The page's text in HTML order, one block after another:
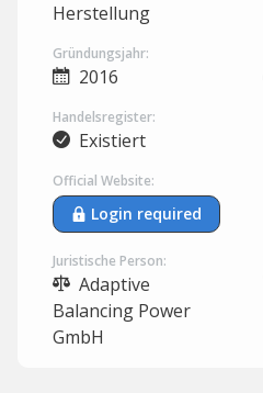
Herstellung
Gründungsjahr:
2016
Handelsregister:
Existiert
Official Website:
Login required
Juristische Person:
Adaptive
Balancing Power
GmbH